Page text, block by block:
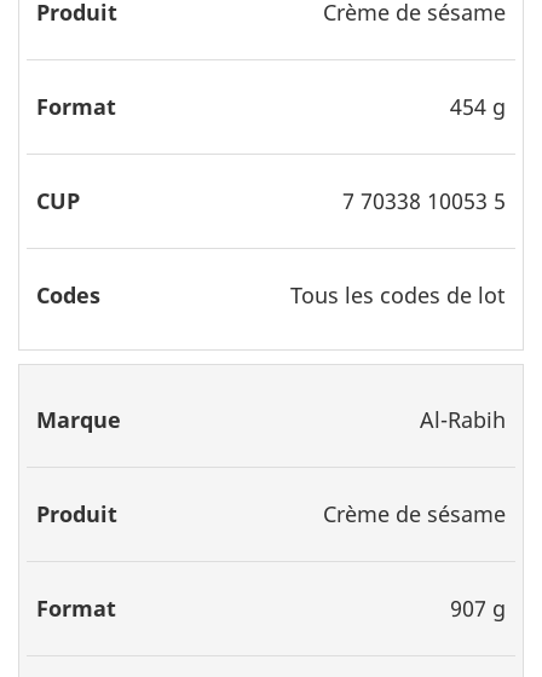
Crème de sésame
454 g
7 70338 10053 5
Tous les codes de lot
Al-Rabih
Crème de sésame
907 g